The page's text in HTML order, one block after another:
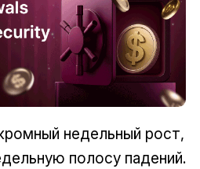
недельный рост,
полосу падений.